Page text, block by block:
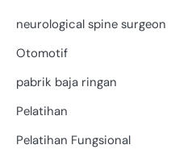
neurological spine surgeon
Otomotif
pabrik baja ringan
Pelatihan
Pelatihan Fungsional